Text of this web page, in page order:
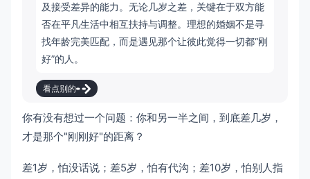
及接受差异的能力。无论几岁之差，关键在于双方能
否在平凡生活中相互扶持与调整。理想的婚姻不是寻
找年龄完美匹配，而是遇见那个让彼此觉得一切都“刚
好”的人。
看点别的
你有没有想过一个问题：你和另一半之间，到底差几岁，
才是那个"刚刚好"的距离？
差1岁，怕没话说；差5岁，怕有代沟；差10岁，怕别人指